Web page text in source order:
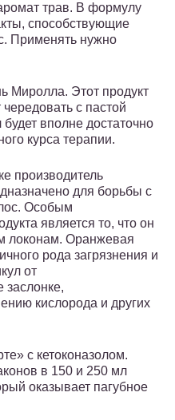
трав. В формулу
способствующие
Применять нужно
Миролла. Этот продукт
с пастой
вполне достаточно
курса терапии.
производитель
для борьбы с
Особым
является то, что он
локонам. Оранжевая
рода загрязнения и
от
кислорода и других
с кетоконазолом.
в 150 и 250 мл
оказывает пагубное